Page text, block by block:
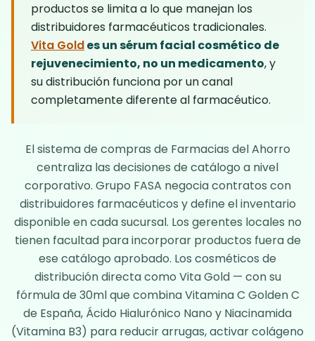
productos se limita a lo que manejan los
distribuidores farmacéuticos tradicionales.
Vita Goldes un sérum facial cosmético de
rejuvenecimiento, no un medicamento, y
su distribución funciona por un canal
completamente diferente al farmacéutico.
El sistema de compras de Farmacias del Ahorro
centraliza las decisiones de catálogo a nivel
corporativo. Grupo FASA negocia contratos con
distribuidores farmacéuticos y define el inventario
disponible en cada sucursal. Los gerentes locales no
tienen facultad para incorporar productos fuera de
ese catálogo aprobado. Los cosméticos de
distribución directa como Vita Gold— con su
fórmula de 30ml que combina Vitamina C Golden C
de España, Ácido Hialurónico Nano y Niacinamida
(Vitamina B3) para reducir arrugas, activar colágeno